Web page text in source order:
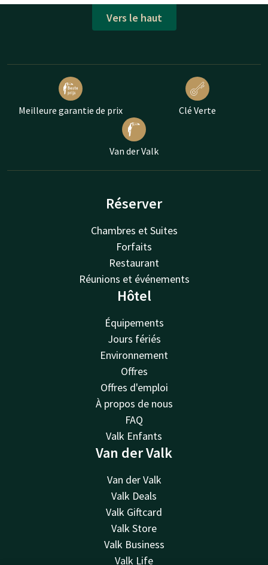
Vers le haut
Meilleure garantie de prix Clé Verte
Van der Valk
Réserver
Chambres et Suites
Forfaits
Restaurant
Réunions et événements
Hôtel
Équipements
Jours fériés
Environnement
Offres
Offres d'emploi
À propos de nous
FAQ
Valk Enfants
Van der Valk
Van der Valk
Valk Deals
Valk Giftcard
Valk Store
Valk Business
Valk Life